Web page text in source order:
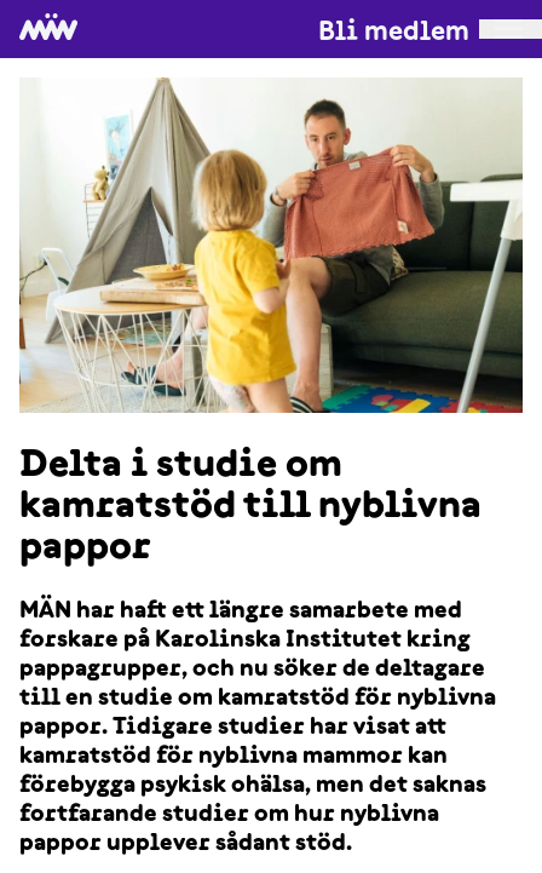
Bli medlem
Delta i studie om
kamratstöd till nyblivna
pappor
MÄN har haft ett längre samarbete med
forskare på Karolinska Institutet kring
pappagrupper, och nu söker de deltagare
till en studie om kamratstöd för nyblivna
pappor. Tidigare studier har visat att
kamratstöd för nyblivna mammor kan
förebygga psykisk ohälsa, men det saknas
fortfarande studier om hur nyblivna
pappor upplever sådant stöd.